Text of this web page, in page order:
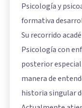
Psicología y
formativa
Su recorrido
Psicología con
posterior
manera de
historia singular